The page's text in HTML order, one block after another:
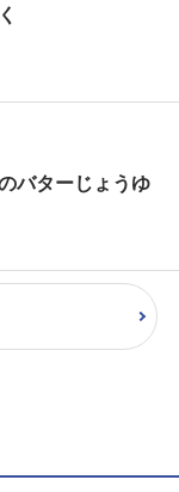
バターじょうゆ